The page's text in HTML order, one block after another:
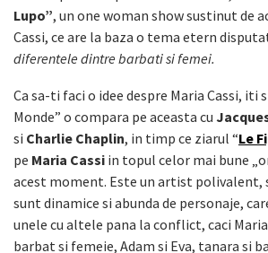
Lupo”, un one woman show sustinut de
Cassi, ce are la baza o tema etern
diferentele dintre barbati si femei.
Ca sa-ti faci o idee despre Maria Cassi, iti
Monde” o compara pe aceasta cu
si Charlie Chaplin, in timp ce ziarul “Le
pe Maria Cassi in topul celor mai bune
acest moment. Este un artist polivalent,
sunt dinamice si abunda de personaje,
unele cu altele pana la conflict, caci
barbat si femeie, Adam si Eva, tanara si